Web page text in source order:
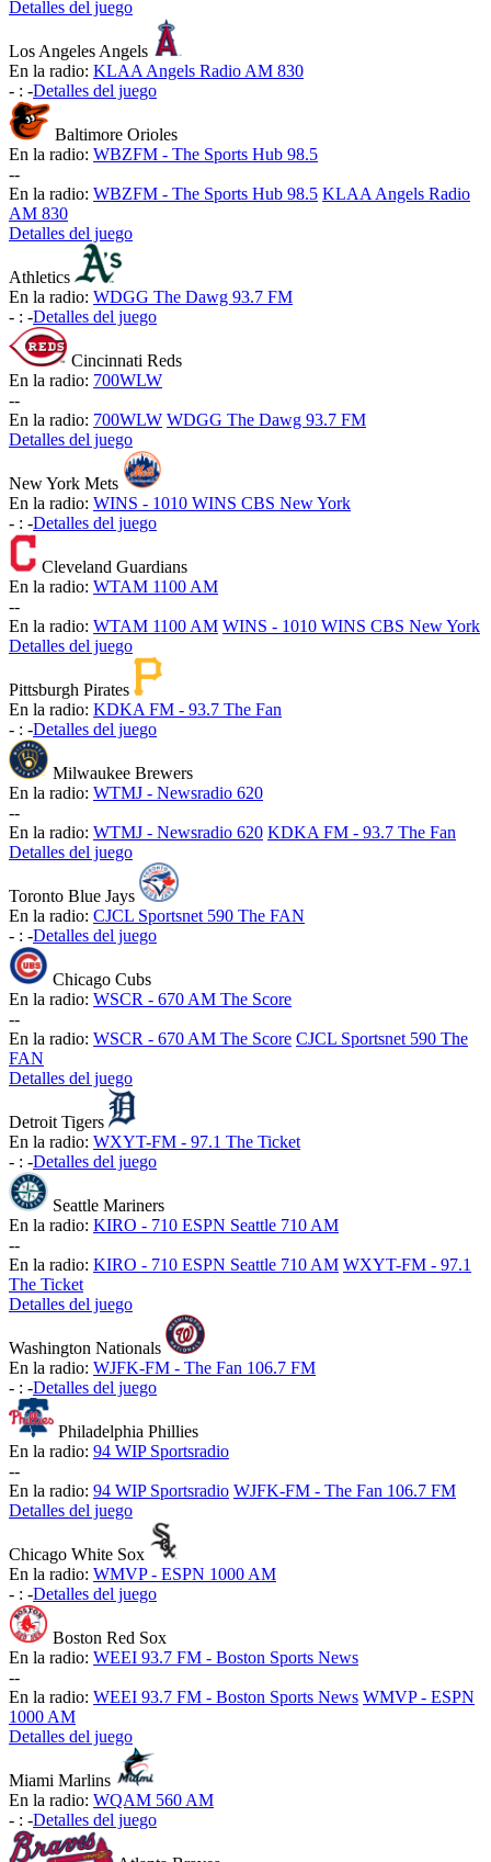
Detalles del juego
Los Angeles Angels
En la radio: KLAA Angels Radio AM 830
- : -Detalles del juego
Baltimore Orioles
En la radio: WBZFM - The Sports Hub 98.5
--
En la radio: WBZFM - The Sports Hub 98.5 KLAA Angels Radio
AM 830
Detalles del juego
Athletics
En la radio: WDGG The Dawg 93.7 FM
- : -Detalles del juego
Cincinnati Reds
En la radio: 700WLW
--
En la radio: 700WLW WDGG The Dawg 93.7 FM
Detalles del juego
New York Mets
En la radio: WINS - 1010 WINS CBS New York
- : -Detalles del juego
Cleveland Guardians
En la radio: WTAM 1100 AM
--
En la radio: WTAM 1100 AM WINS - 1010 WINS CBS New York
Detalles del juego
Pittsburgh Pirates
En la radio: KDKA FM - 93.7 The Fan
- : -Detalles del juego
Milwaukee Brewers
En la radio: WTMJ - Newsradio 620
--
En la radio: WTMJ - Newsradio 620 KDKA FM - 93.7 The Fan
Detalles del juego
Toronto Blue Jays
En la radio: CJCL Sportsnet 590 The FAN
- : -Detalles del juego
Chicago Cubs
En la radio: WSCR - 670 AM The Score
--
En la radio: WSCR - 670 AM The Score CJCL Sportsnet 590 The
FAN
Detalles del juego
Detroit Tigers
En la radio: WXYT-FM - 97.1 The Ticket
- : -Detalles del juego
Seattle Mariners
En la radio: KIRO - 710 ESPN Seattle 710 AM
--
En la radio: KIRO - 710 ESPN Seattle 710 AM WXYT-FM - 97.1
The Ticket
Detalles del juego
Washington Nationals
En la radio: WJFK-FM - The Fan 106.7 FM
- : -Detalles del juego
Philadelphia Phillies
En la radio: 94 WIP Sportsradio
--
En la radio: 94 WIP Sportsradio WJFK-FM - The Fan 106.7 FM
Detalles del juego
Chicago White Sox
En la radio: WMVP - ESPN 1000 AM
- : -Detalles del juego
Boston Red Sox
En la radio: WEEI 93.7 FM - Boston Sports News
--
En la radio: WEEI 93.7 FM - Boston Sports News WMVP - ESPN
1000 AM
Detalles del juego
Miami Marlins
En la radio: WQAM 560 AM
- : -Detalles del juego